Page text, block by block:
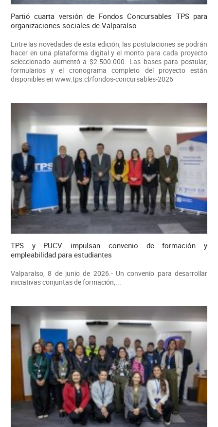
Partió cuarta versión de Fondos Concursables TPS para
organizaciones sociales de Valparaíso
Entre las novedades de esta edición, las postulaciones se podrán
hacer en una plataforma digital y el monto para cada proyecto
seleccionado aumentó a $2.500.000. Las bases para postular,
formularios y el cronograma completo del proyecto están
disponibles en www.tps.cl/fondos-concursables-2026
TPS y PUCV impulsan convenio de formación y
empleabilidad para estudiantes
Valparaíso, 8 de junio de 2026.- Un convenio para desarrollar
iniciativas conjuntas de formación,...